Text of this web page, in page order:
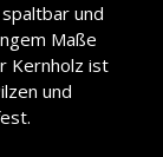
und
Maße
Kernholz ist
und